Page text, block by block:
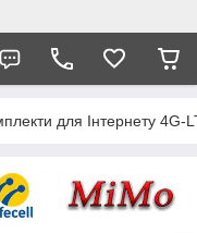
для Інтернету 4G-